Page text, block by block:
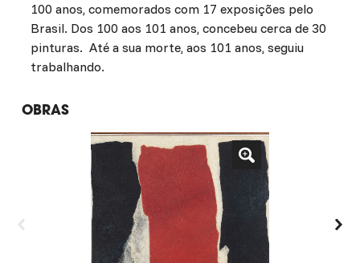
100 anos, comemorados com 17 exposições pelo
Brasil. Dos 100 aos 101 anos, concebeu cerca de 30
pinturas. Até a sua morte, aos 101 anos, seguiu
trabalhando.
OBRAS